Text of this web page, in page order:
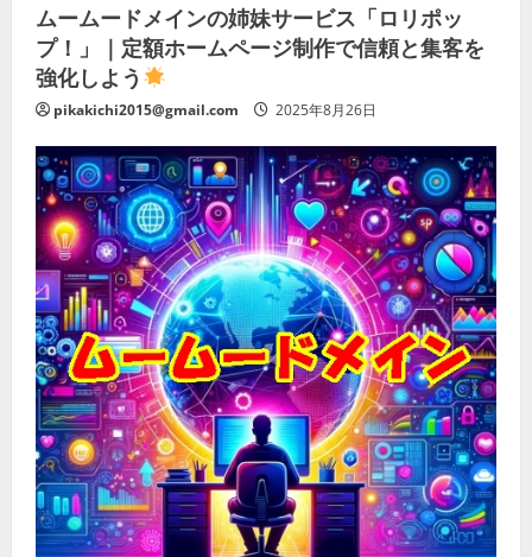
ムームードメインの姉妹サービス「ロリポッ
プ！」｜定額ホームページ制作で信頼と集客を
強化しよう
pikakichi2015@gmail.com 2025年8月26日